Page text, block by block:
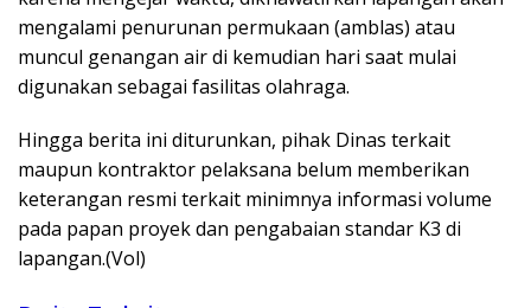
mengalami penurunan permukaan (amblas) atau
muncul genangan air di kemudian hari saat mulai
digunakan sebagai fasilitas olahraga.
Hingga berita ini diturunkan, pihak Dinas terkait
maupun kontraktor pelaksana belum memberikan
keterangan resmi terkait minimnya informasi volume
pada papan proyek dan pengabaian standar K3 di
lapangan.(Vol)